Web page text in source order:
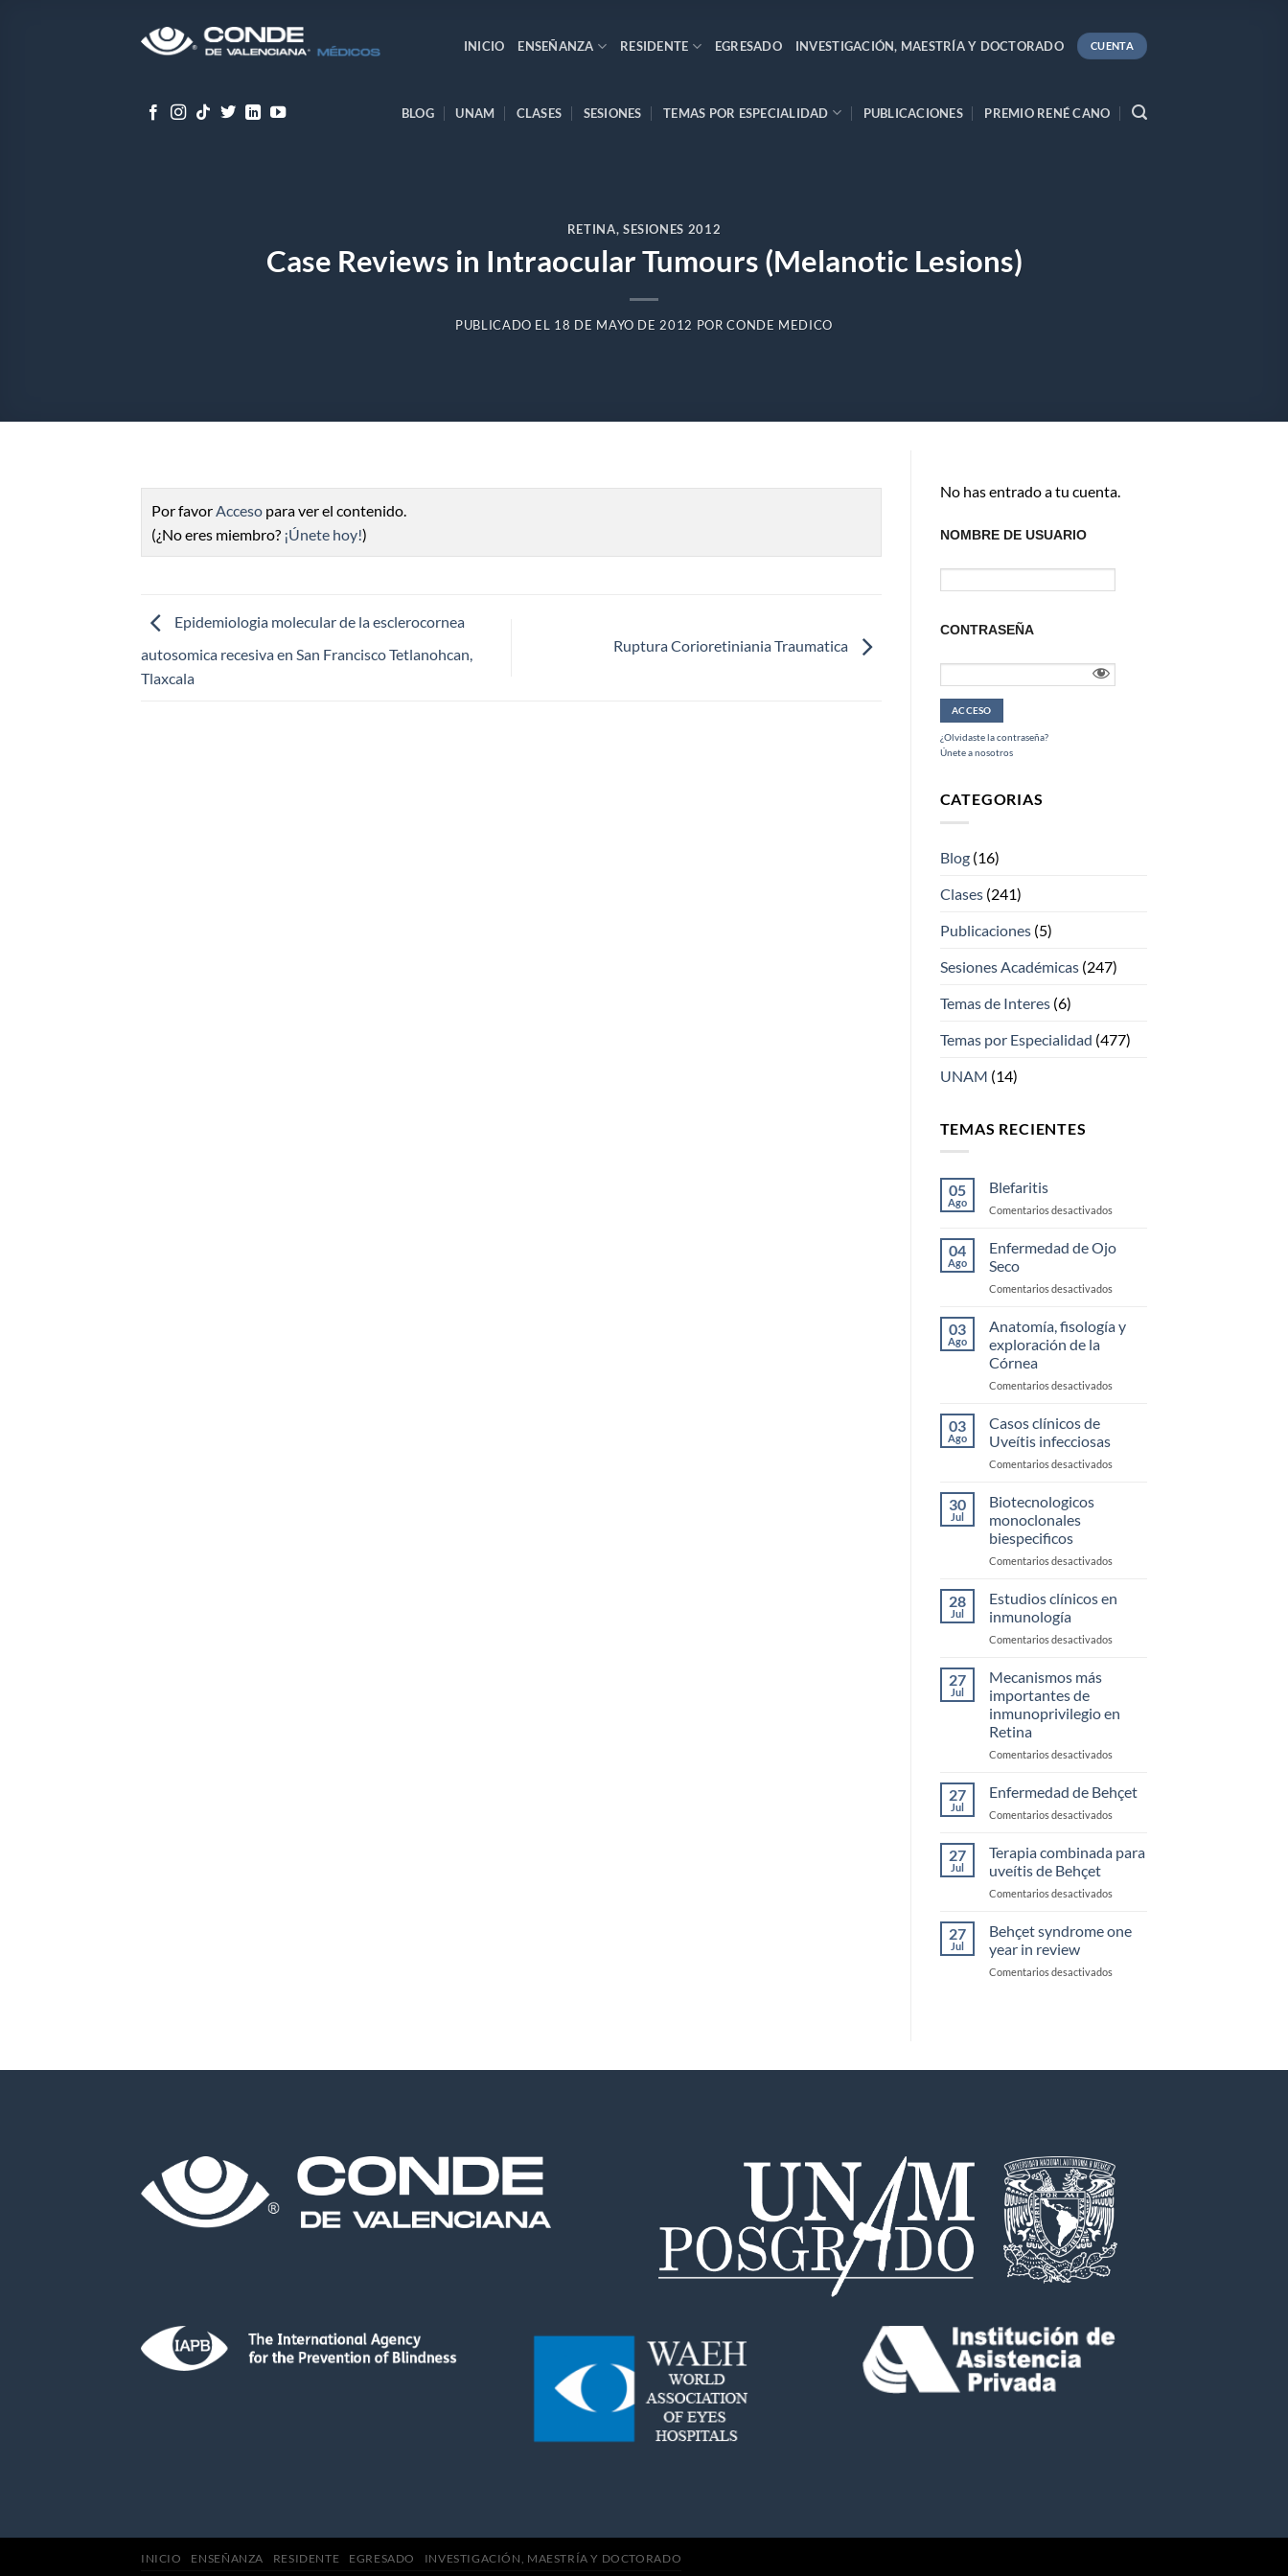
INICIO ENSEÑANZA RESIDENTE EGRESADO INVESTIGACIÓN, MAESTRÍA Y DOCTORADO CUENTA
BLOG UNAM CLASES SESIONES TEMAS POR ESPECIALIDAD PUBLICACIONES PREMIO RENÉ CANO
RETINA, SESIONES 2012
Case Reviews in Intraocular Tumours (Melanotic Lesions)
PUBLICADO EL 18 DE MAYO DE 2012 PORCONDE MEDICO
Por favorAcceso para ver el contenido.
(¿No eres miembro? ¡Únete hoy!)
Epidemiologia molecular de la esclerocornea
autosomica recesiva en San Francisco Tetlanohcan,
Tlaxcala
Ruptura Corioretiniania Traumatica
No has entrado a tu cuenta.
NOMBRE DE USUARIO
CONTRASEÑA
¿Olvidaste la contraseña?
Únete a nosotros
CATEGORIAS
Blog(16)
Clases(241)
Publicaciones(5)
Sesiones Académicas(247)
Temas de Interes(6)
Temas por Especialidad (477)
UNAM (14)
TEMAS RECIENTES
05
Ago
Blefaritis
Comentarios desactivadosen
04
Ago
Enfermedad de Ojo
Seco
Comentarios desactivadosen
Ojo
03
Ago
Anatomía, fisología y
exploración de la
Córnea
Comentarios desactivadosen
de
03
Ago
Casos clínicos de
Uveítis infecciosas
Comentarios desactivadosen
30
Jul
Biotecnologicos
monoclonales
biespecificos
Comentarios desactivadosen
28
Jul
Estudios clínicos en
inmunología
Comentarios desactivadosen
27
Jul
Mecanismos más
importantes de
inmunoprivilegio en
Retina
Comentarios desactivadosen
más
importantes
de
en
27
Jul
Enfermedad de Behçet
Comentarios desactivadosen
Behçet
27
Jul
Terapia combinada para
uveítis de Behçet
Comentarios desactivadosen
de
27
Jul
Behçet syndrome one
year in review
Comentarios desactivadosen
review
INICIO ENSEÑANZA RESIDENTE EGRESADO INVESTIGACIÓN, MAESTRÍA Y DOCTORADO